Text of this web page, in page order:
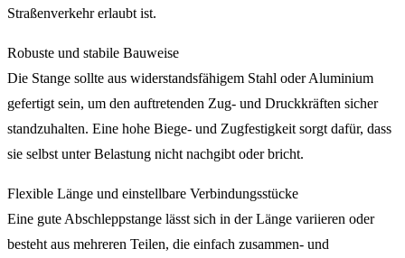
Straßenverkehr erlaubt ist.
Robuste und stabile Bauweise
Die Stange sollte aus widerstandsfähigem Stahl oder Aluminium
gefertigt sein, um den auftretenden Zug- und Druckkräften sicher
standzuhalten. Eine hohe Biege- und Zugfestigkeit sorgt dafür, dass
sie selbst unter Belastung nicht nachgibt oder bricht.
Flexible Länge und einstellbare Verbindungsstücke
Eine gute Abschleppstange lässt sich in der Länge variieren oder
besteht aus mehreren Teilen, die einfach zusammen- und